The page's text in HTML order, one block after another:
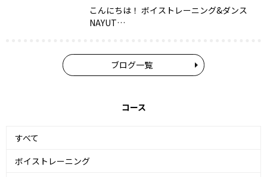
こんにちは！ ボイストレーニング&ダンス
NAYUT…
ブログ一覧
コース
すべて
ボイストレーニング